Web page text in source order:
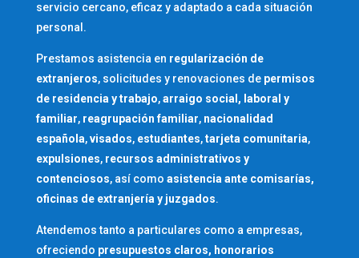
servicio cercano, eficaz y adaptado a cada situación
personal.
Prestamos asistencia en regularización de
extranjeros, solicitudes y renovaciones de permisos
de residencia y trabajo,arraigo social, laboral y
familiar, reagrupación familiar, nacionalidad
española,visados, estudiantes,tarjeta comunitaria,
expulsiones, recursos administrativos y
contenciosos, así como asistencia ante comisarías,
oficinas de extranjería y juzgados.
Atendemos tanto a particulares como a empresas,
ofreciendo presupuestos claros, honorarios